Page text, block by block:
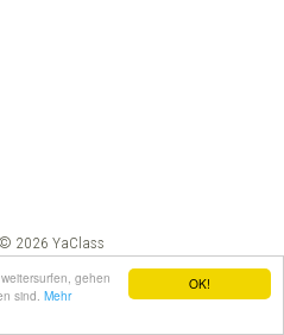
OK!
gehen
sind. Mehr
2026 YaClass
AGB